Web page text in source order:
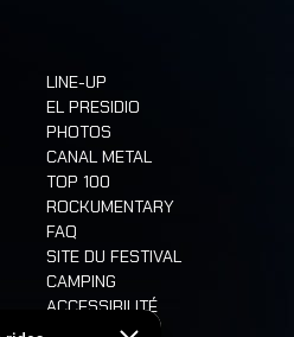
LINE-UP
EL PRESIDIO
PHOTOS
CANAL METAL
TOP 100
ROCKUMENTARY
FAQ
SITE DU FESTIVAL
CAMPING
ACCESSIBILITÉ
CASHLESS